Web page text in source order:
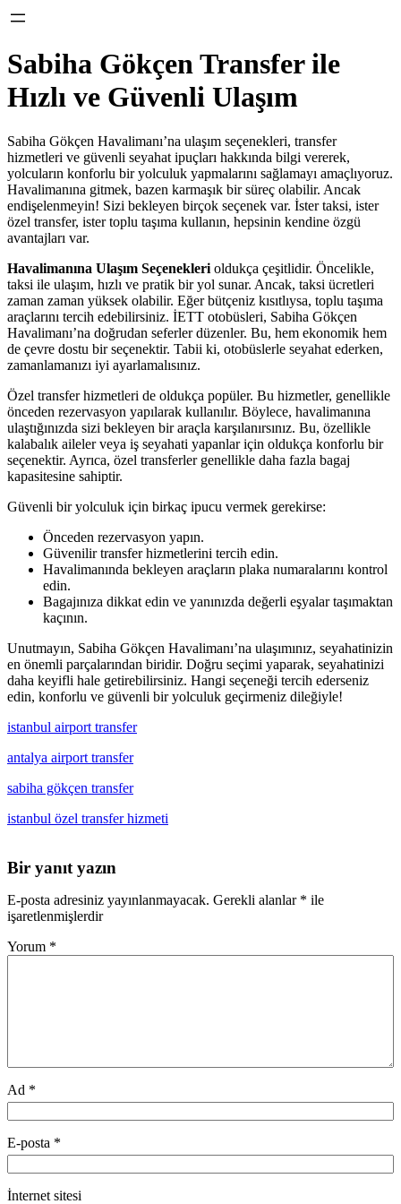
Sabiha Gökçen Transfer ile
Hızlı ve Güvenli Ulaşım
Sabiha Gökçen Havalimanı’na ulaşım seçenekleri, transfer
hizmetleri ve güvenli seyahat ipuçları hakkında bilgi vererek,
yolcuların konforlu bir yolculuk yapmalarını sağlamayı amaçlıyoruz.
Havalimanına gitmek, bazen karmaşık bir süreç olabilir. Ancak
endişelenmeyin! Sizi bekleyen birçok seçenek var. İster taksi, ister
özel transfer, ister toplu taşıma kullanın, hepsinin kendine özgü
avantajları var.
Havalimanına Ulaşım Seçenekleri oldukça çeşitlidir. Öncelikle,
taksi ile ulaşım, hızlı ve pratik bir yol sunar. Ancak, taksi ücretleri
zaman zaman yüksek olabilir. Eğer bütçeniz kısıtlıysa, toplu taşıma
araçlarını tercih edebilirsiniz. İETT otobüsleri, Sabiha Gökçen
Havalimanı’na doğrudan seferler düzenler. Bu, hem ekonomik hem
de çevre dostu bir seçenektir. Tabii ki, otobüslerle seyahat ederken,
zamanlamanızı iyi ayarlamalısınız.
Özel transfer hizmetleri de oldukça popüler. Bu hizmetler, genellikle
önceden rezervasyon yapılarak kullanılır. Böylece, havalimanına
ulaştığınızda sizi bekleyen bir araçla karşılanırsınız. Bu, özellikle
kalabalık aileler veya iş seyahati yapanlar için oldukça konforlu bir
seçenektir. Ayrıca, özel transferler genellikle daha fazla bagaj
kapasitesine sahiptir.
Güvenli bir yolculuk için birkaç ipucu vermek gerekirse:
Önceden rezervasyon yapın.
Güvenilir transfer hizmetlerini tercih edin.
Havalimanında bekleyen araçların plaka numaralarını kontrol
edin.
Bagajınıza dikkat edin ve yanınızda değerli eşyalar taşımaktan
kaçının.
Unutmayın, Sabiha Gökçen Havalimanı’na ulaşımınız, seyahatinizin
en önemli parçalarından biridir. Doğru seçimi yaparak, seyahatinizi
daha keyifli hale getirebilirsiniz. Hangi seçeneği tercih ederseniz
edin, konforlu ve güvenli bir yolculuk geçirmeniz dileğiyle!
istanbul airport transfer
antalya airport transfer
sabiha gökçen transfer
istanbul özel transfer hizmeti
Bir yanıt yazın
E-posta adresiniz yayınlanmayacak. Gerekli alanlar * ile
işaretlenmişlerdir
Yorum *
Ad *
E-posta *
İnternet sitesi